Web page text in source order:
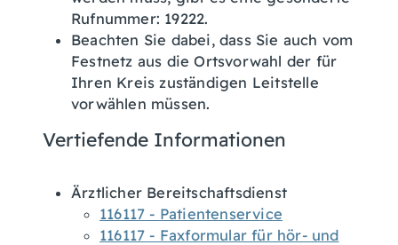
Rufnummer: 19222.
Beachten Sie dabei, dass Sie auch vom
Festnetz aus die Ortsvorwahl der für
Ihren Kreis zuständigen Leitstelle
vorwählen müssen.
Vertiefende Informationen
Ärztlicher Bereitschaftsdienst
116117 - Patientenservice
116117 - Faxformular für hör- und